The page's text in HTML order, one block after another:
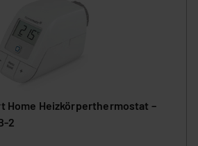
Home Heizkörperthermostat –
2